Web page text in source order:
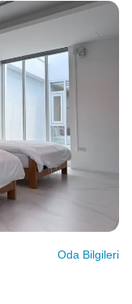
Oda Bilgileri